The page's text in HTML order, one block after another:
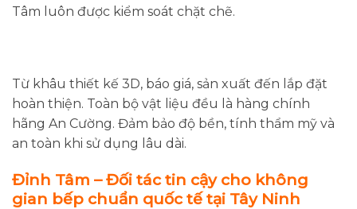
Tâm luôn được kiểm soát chặt chẽ.
Từ khâu thiết kế 3D, báo giá, sản xuất đến lắp đặt
hoàn thiện. Toàn bộ vật liệu đều là hàng chính
hãng An Cường. Đảm bảo độ bền, tính thẩm mỹ và
an toàn khi sử dụng lâu dài.
Đỉnh Tâm – Đối tác tin cậy cho không
gian bếp chuẩn quốc tế tại Tây Ninh